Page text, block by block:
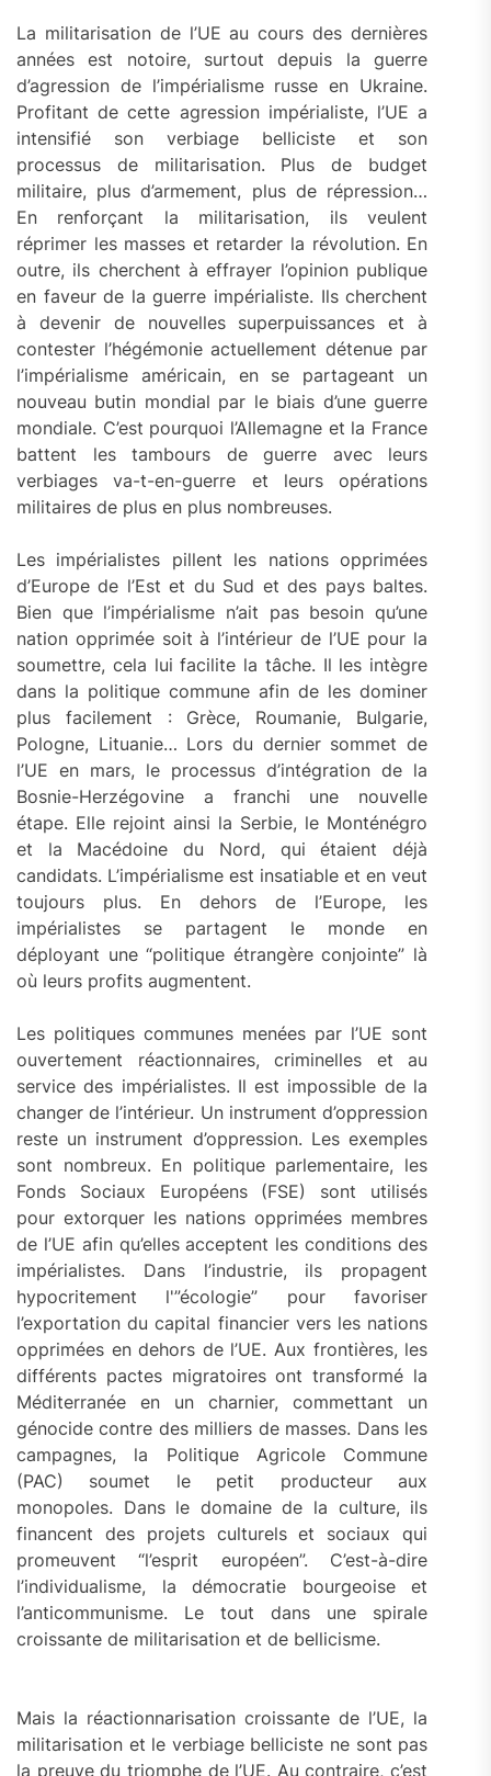
La militarisation de l’UE au cours des dernières
années est notoire, surtout depuis la guerre
d’agression de l’impérialisme russe en Ukraine.
Profitant de cette agression impérialiste, l’UE a
intensifié son verbiage belliciste et son
processus de militarisation. Plus de budget
militaire, plus d’armement, plus de répression…
En renforçant la militarisation, ils veulent
réprimer les masses et retarder la révolution. En
outre, ils cherchent à effrayer l’opinion publique
en faveur de la guerre impérialiste. Ils cherchent
à devenir de nouvelles superpuissances et à
contester l’hégémonie actuellement détenue par
l’impérialisme américain, en se partageant un
nouveau butin mondial par le biais d’une guerre
mondiale. C’est pourquoi l’Allemagne et la France
battent les tambours de guerre avec leurs
verbiages va-t-en-guerre et leurs opérations
militaires de plus en plus nombreuses.
Les impérialistes pillent les nations opprimées
d’Europe de l’Est et du Sud et des pays baltes.
Bien que l’impérialisme n’ait pas besoin qu’une
nation opprimée soit à l’intérieur de l’UE pour la
soumettre, cela lui facilite la tâche. Il les intègre
dans la politique commune afin de les dominer
plus facilement : Grèce, Roumanie, Bulgarie,
Pologne, Lituanie… Lors du dernier sommet de
l’UE en mars, le processus d’intégration de la
Bosnie-Herzégovine a franchi une nouvelle
étape. Elle rejoint ainsi la Serbie, le Monténégro
et la Macédoine du Nord, qui étaient déjà
candidats. L’impérialisme est insatiable et en veut
toujours plus. En dehors de l’Europe, les
impérialistes se partagent le monde en
déployant une “politique étrangère conjointe” là
où leurs profits augmentent.
Les politiques communes menées par l’UE sont
ouvertement réactionnaires, criminelles et au
service des impérialistes. Il est impossible de la
changer de l’intérieur. Un instrument d’oppression
reste un instrument d’oppression. Les exemples
sont nombreux. En politique parlementaire, les
Fonds Sociaux Européens (FSE) sont utilisés
pour extorquer les nations opprimées membres
de l’UE afin qu’elles acceptent les conditions des
impérialistes. Dans l’industrie, ils propagent
hypocritement l'”écologie” pour favoriser
l’exportation du capital financier vers les nations
opprimées en dehors de l’UE. Aux frontières, les
différents pactes migratoires ont transformé la
Méditerranée en un charnier, commettant un
génocide contre des milliers de masses. Dans les
campagnes, la Politique Agricole Commune
(PAC) soumet le petit producteur aux
monopoles. Dans le domaine de la culture, ils
financent des projets culturels et sociaux qui
promeuvent “l’esprit européen”. C’est-à-dire
l’individualisme, la démocratie bourgeoise et
l’anticommunisme. Le tout dans une spirale
croissante de militarisation et de bellicisme.
Mais la réactionnarisation croissante de l’UE, la
militarisation et le verbiage belliciste ne sont pas
la preuve du triomphe de l’UE. Au contraire, c’est